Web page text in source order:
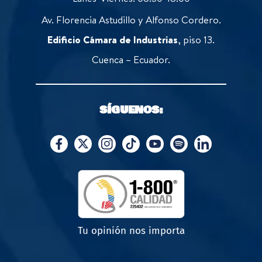
Av. Florencia Astudillo y Alfonso Cordero.
Edificio Cámara de Industrias, piso 13.
Cuenca – Ecuador.
SÍGUENOS:
Tu opinión nos importa